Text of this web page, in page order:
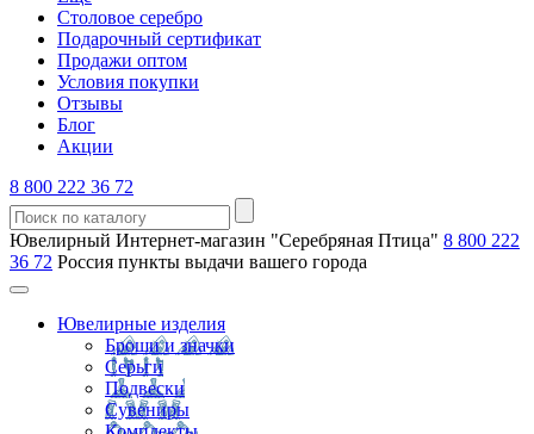
Столовое серебро
Подарочный сертификат
Продажи оптом
Условия покупки
Отзывы
Блог
Акции
8 800 222 36 72
Ювелирный Интернет-магазин "Серебряная Птица" 8 800 222
36 72 Россия пункты выдачи вашего города
Ювелирные изделия
Броши и значки
Серьги
Подвески
Сувениры